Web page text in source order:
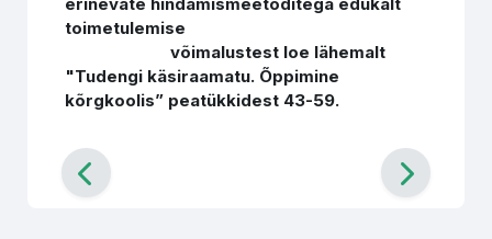
toimetulemise
võimalustest loe lähemalt
"Tudengi käsiraamatu. Õppimine
kõrgkoolis” peatükkidest 43-59.